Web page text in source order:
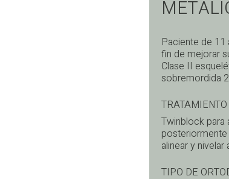
Paciente de 11
fin de mejorar
Clase II
sobremordida
TRATAMIENTO
Twinblock para
alinear y nivelar
TIPO DE